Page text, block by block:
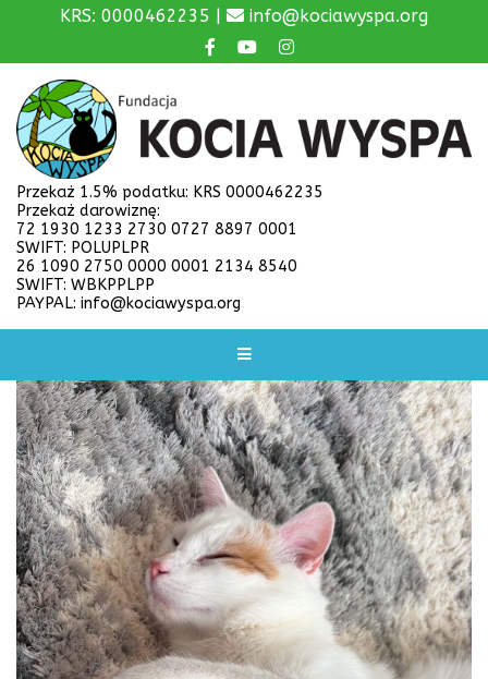
KRS: 0000462235 | info@kociawyspa.org
Przekaż 1.5% podatku: KRS 0000462235
Przekaż darowiznę:
72 1930 1233 2730 0727 8897 0001
SWIFT: POLUPLPR
26 1090 2750 0000 0001 2134 8540
SWIFT: WBKPPLPP
PAYPAL: info@kociawyspa.org